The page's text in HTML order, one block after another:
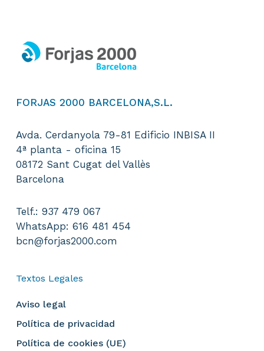
se
pueden
la
de
producto
74.50€
FORJAS 2000 BARCELONA,S.L.
Avda. Cerdanyola 79-81 Edificio INBISA II
4ª planta - oficina 15
08172 Sant Cugat del Vallès
Barcelona
Telf.: 937 479 067
WhatsApp: 616 481 454
bcn@forjas2000.com
Textos Legales
Aviso legal
Política de privacidad
Política de cookies (UE)